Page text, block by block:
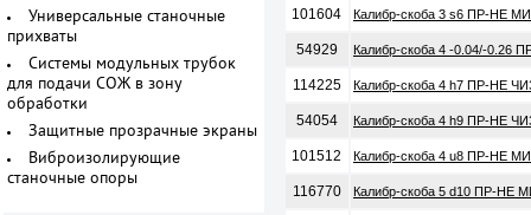
Универсальные станочные
прихваты
Системы модульных трубок
для подачи СОЖ в зону
обработки
Защитные прозрачные экраны
Виброизолирующие
станочные опоры
101604 Калибр-скоба 3 s6 ПР-НЕ
54929 Калибр-скоба 4 -0.04/-0.26
114225 Калибр-скоба 4 h7 ПР-НЕ
54054 Калибр-скоба 4 h9 ПР-НЕ
101512 Калибр-скоба 4 u8 ПР-НЕ
116770 Калибр-скоба 5 d10 ПР-НЕ